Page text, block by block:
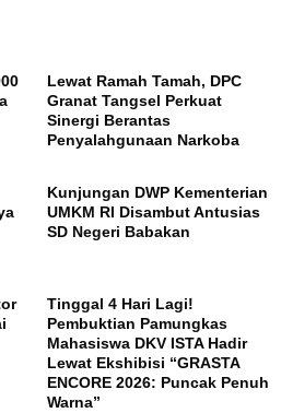
Lewat Ramah Tamah, DPC
Granat Tangsel Perkuat
Sinergi Berantas
Penyalahgunaan Narkoba
Kunjungan DWP Kementerian
UMKM RI Disambut Antusias
SD Negeri Babakan
Tinggal 4 Hari Lagi!
Pembuktian Pamungkas
Mahasiswa DKV ISTA Hadir
Lewat Ekshibisi “GRASTA
ENCORE 2026: Puncak Penuh
Warna”